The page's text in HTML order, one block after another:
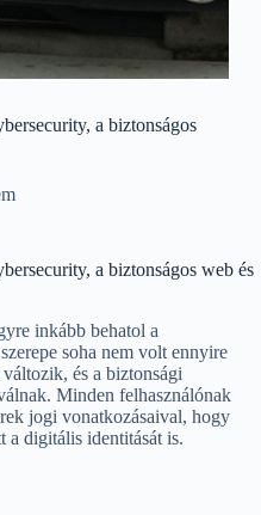
a biztonságos
a biztonságos web és
inkább behatol a
szerepe soha nem volt ennyire
és a biztonsági
Minden felhasználónak
jogi vonatkozásaival, hogy
a digitális identitását is.